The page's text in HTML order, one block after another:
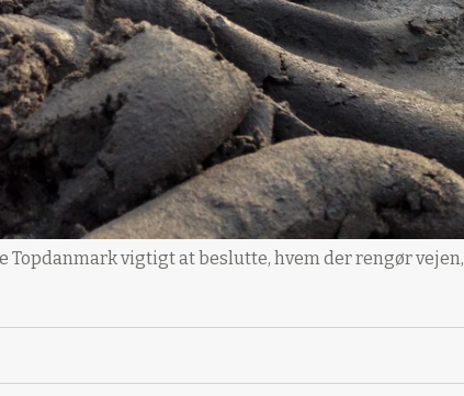
vigtigt at beslutte, hvem der rengør vejen,